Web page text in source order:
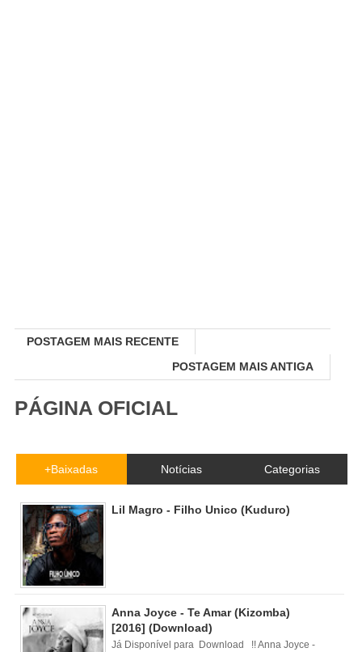
POSTAGEM MAIS RECENTE
POSTAGEM MAIS ANTIGA
PÁGINA OFICIAL
+Baixadas Notícias Categorias
Lil Magro - Filho Unico (Kuduro)
Anna Joyce - Te Amar (Kizomba)
[2016] (Download)
Já Disponível para Download !! Anna Joyce -